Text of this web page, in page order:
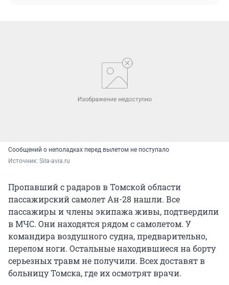
Сообщений о неполадках перед вылетом не поступало
Источник: Sila-avia.ru
Пропавший с радаров в Томской области
пассажирский самолет Ан-28 нашли. Все
пассажиры и члены экипажа живы, подтвердили
в МЧС. Они находятся рядом с самолетом. У
командира воздушного судна, предварительно,
перелом ноги. Остальные находившиеся на борту
серьезных травм не получили. Всех доставят в
больницу Томска, где их осмотрят врачи.